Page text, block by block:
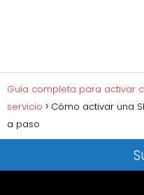
Guía completa para activar
servicio
Cómo activar una
a paso